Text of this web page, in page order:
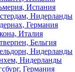
Испания
Нидерланды
Германия
Италия
Бельгия
Нидерланды
Нидерланды
Германия